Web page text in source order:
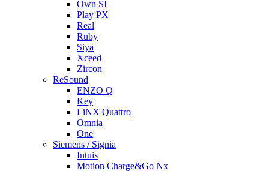
Own SI
Play PX
Real
Ruby
Siya
Xceed
Zircon
ReSound
ENZO Q
Key
LiNX Quattro
Omnia
One
Siemens / Signia
Intuis
Motion Charge&Go Nx